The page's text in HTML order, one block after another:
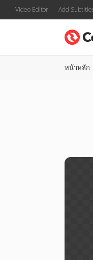
Video Editor Add
หน้าหลัก